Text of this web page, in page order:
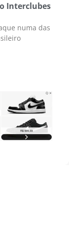
Interclubes
numa das